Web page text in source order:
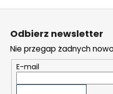
S
Odbierz newsletter
Nie przegap żadnych
E-mail